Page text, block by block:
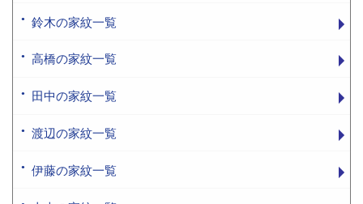
鈴木の家紋一覧
高橋の家紋一覧
田中の家紋一覧
渡辺の家紋一覧
伊藤の家紋一覧